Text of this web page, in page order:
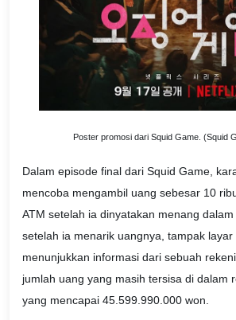
Poster promosi dari Squid Game. (Squid
Dalam episode final dari Squid Game,
mencoba mengambil uang sebesar 10
ATM setelah ia dinyatakan menang
setelah ia menarik uangnya, tampak layar
menunjukkan informasi dari sebuah
jumlah uang yang masih tersisa di
yang mencapai 45.599.990.000 won.